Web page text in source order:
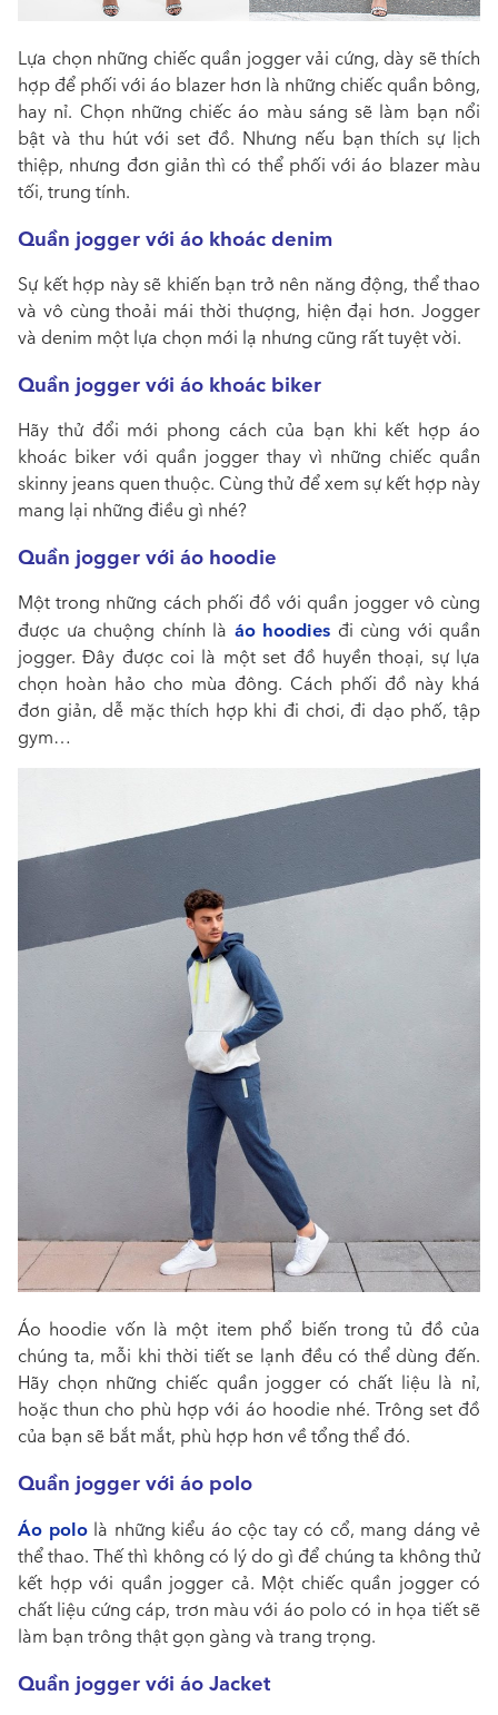
Lựa chọn những chiếc quần jogger vải cứng, dày sẽ thích
hợp để phối với áo blazer hơn là những chiếc quần bông,
hay nỉ. Chọn những chiếc áo màu sáng sẽ làm bạn nổi
bật và thu hút với set đồ. Nhưng nếu bạn thích sự lịch
thiệp, nhưng đơn giản thì có thể phối với áo blazer màu
tối, trung tính.
Quần jogger với áo khoác denim
Sự kết hợp này sẽ khiến bạn trở nên năng động, thể thao
và vô cùng thoải mái thời thượng, hiện đại hơn. Jogger
và denim một lựa chọn mới lạ nhưng cũng rất tuyệt vời.
Quần jogger với áo khoác biker
Hãy thử đổi mới phong cách của bạn khi kết hợp áo
khoác biker với quần jogger thay vì những chiếc quần
skinny jeans quen thuộc. Cùng thử để xem sự kết hợp này
mang lại những điều gì nhé?
Quần jogger với áo hoodie
Một trong những cách phối đồ với quần jogger vô cùng
được ưa chuộng chính là áo hoodies đi cùng với quần
jogger. Đây được coi là một set đồ huyền thoại, sự lựa
chọn hoàn hảo cho mùa đông. Cách phối đồ này khá
đơn giản, dễ mặc thích hợp khi đi chơi, đi dạo phố, tập
gym…
Áo hoodie vốn là một item phổ biến trong tủ đồ của
chúng ta, mỗi khi thời tiết se lạnh đều có thể dùng đến.
Hãy chọn những chiếc quần jogger có chất liệu là nỉ,
hoặc thun cho phù hợp với áo hoodie nhé. Trông set đồ
của bạn sẽ bắt mắt, phù hợp hơn về tổng thể đó.
Quần jogger với áo polo
Áo pololà những kiểu áo cộc tay có cổ, mang dáng vẻ
thể thao. Thế thì không có lý do gì để chúng ta không thử
kết hợp với quần jogger cả. Một chiếc quần jogger có
chất liệu cứng cáp, trơn màu với áo polo có in họa tiết sẽ
làm bạn trông thật gọn gàng và trang trọng.
Quần jogger với áo Jacket